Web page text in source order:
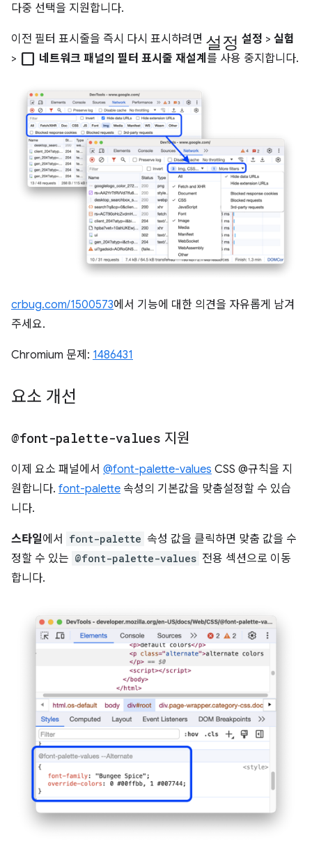
다중 선택을 지원합니다.
이전 필터 표시줄을 즉시 다시 표시하려면 설정 설정 > 실험
> check_box_outline_blank 네트워크 패널의 필터 표시줄 재설계 를 사용 중지합니다.
crbug.com/1500573에서 기능에 대한 의견을 자유롭게 남겨
주세요.
Chromium 문제: 1486431
요소 개선
@font-palette-values 지원
이제 요소 패널에서 @font-palette-values CSS @규칙을 지
원합니다. font-palette 속성의 기본값을 맞춤설정할 수 있습
니다.
스타일에서 font-palette 속성 값을 클릭하면 맞춤 값을 수
정할 수 있는 @font-palette-values 전용 섹션으로 이동
합니다.